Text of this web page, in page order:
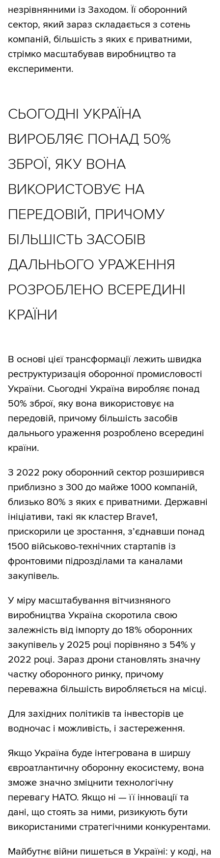
незрівнянними із Заходом. Її оборонний
сектор, який зараз складається з сотень
компаній, більшість з яких є приватними,
стрімко масштабував виробництво та
експерименти.
СЬОГОДНІ УКРАЇНА
ВИРОБЛЯЄ ПОНАД 50%
ЗБРОЇ, ЯКУ ВОНА
ВИКОРИСТОВУЄ НА
ПЕРЕДОВІЙ, ПРИЧОМУ
БІЛЬШІСТЬ ЗАСОБІВ
ДАЛЬНЬОГО УРАЖЕННЯ
РОЗРОБЛЕНО ВСЕРЕДИНІ
КРАЇНИ
В основі цієї трансформації лежить швидка
реструктуризація оборонної промисловості
України. Сьогодні Україна виробляє понад
50% зброї, яку вона використовує на
передовій, причому більшість засобів
дальнього ураження розроблено всередині
країни.
З 2022 року оборонний сектор розширився
приблизно з 300 до майже 1000 компаній,
близько 80% з яких є приватними. Державні
ініціативи, такі як кластер Brave1,
прискорили це зростання, з’єднавши понад
1500 військово-технічних стартапів із
фронтовими підрозділами та каналами
закупівель.
У міру масштабування вітчизняного
виробництва Україна скоротила свою
залежність від імпорту до 18% оборонних
закупівель у 2025 році порівняно з 54% у
2022 році. Зараз дрони становлять значну
частку оборонного ринку, причому
переважна більшість виробляється на місці.
Для західних політиків та інвесторів це
водночас і можливість, і застереження.
Якщо Україна буде інтегрована в ширшу
євроатлантичну оборонну екосистему, вона
зможе значно зміцнити технологічну
перевагу НАТО. Якщо ні — її інновації та
дані, що стоять за ними, ризикують бути
використаними стратегічними конкурентами.
Майбутнє війни пишеться в Україні: у коді, на